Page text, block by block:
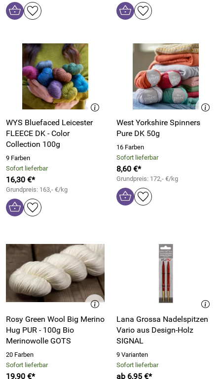
WYS Bluefaced Leicester
FLEECE DK - Color
Collection 100g
9 Farben
Sofort lieferbar
16,30 €*
Grundpreis: 163,- €/kg
West Yorkshire Spinners
Pure DK 50g
16 Farben
Sofort lieferbar
8,60 €*
Grundpreis: 172,- €/kg
Rosy Green Wool Big Merino
Hug PUR - 100g Bio
Merinowolle GOTS
20 Farben
Sofort lieferbar
19,90 €*
Lana Grossa Nadelspitzen
Vario aus Design-Holz
SIGNAL
9 Varianten
Sofort lieferbar
ab 6,95 €*